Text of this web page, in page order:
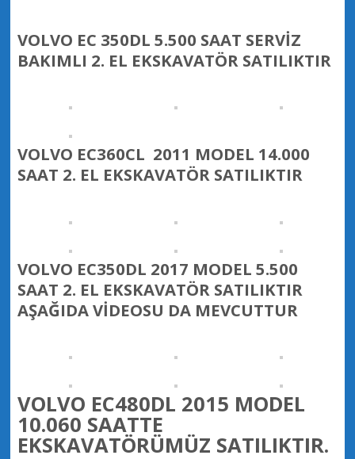
VOLVO EC 350DL 5.500 SAAT SERVİZ
BAKIMLI 2. EL EKSKAVATÖR SATILIKTIR
VOLVO EC360CL 2011 MODEL 14.000
SAAT 2. EL EKSKAVATÖR SATILIKTIR
VOLVO EC350DL 2017 MODEL 5.500
SAAT 2. EL EKSKAVATÖR SATILIKTIR
AŞAĞIDA VİDEOSU DA MEVCUTTUR
VOLVO EC480DL 2015 MODEL
10.060 SAATTE
EKSKAVATÖRÜMÜZ SATILIKTIR.